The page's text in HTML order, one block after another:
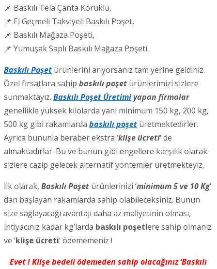
📌 Baskılı Tela Çanta Körüklü,
📌 El Geçmeli Takviyeli Baskılı Poşet,
📌 Baskılı Mağaza Poşeti,
📌 Yumuşak Saplı Baskılı Mağaza Poşeti.
Baskılı Poşet ürünlerini arıyorsanız tam yerine geldiniz.
Özel fırsatlara sahip baskılı poşet ürünlerimizi sizlere
sunmaktayız. Baskılı Poşet Üretimi yapan firmalar
genellikle yüksek kilolarda yani minimum 150 kg, 200 kg,
500 kg gibi rakamlarda baskılı poşet üretmektedirler.
Ayrıca bununla beraber ekstra ‘klişe ücreti‘ de
almaktadırlar. Bu ve bunun gibi engellere karşılık olarak
sizlere cazip gelecek alternatif yöntemler üretmekteyiz.
İlk olarak, Baskılı Poşet ürünlerinizi ‘minimum 5 ve 10 Kg‘
dan başlayan rakamlarda sahip olabileceksiniz. Bunun
size sağlayacağı avantajı daha az maliyetinin olması,
ihtiyacınız kadar kg’larda baskılı poşetlere sahip olmanız
ve ‘klişe ücreti‘ ödememeniz !
Evet ! Klişe bedeli ödemeden sahip olacağınız ‘Baskılı